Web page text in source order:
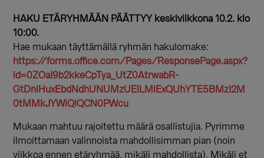
HAKU ETÄRYHMÄÄN PÄÄTTYY keskiviikkona 10.2. klo
10:00.
Hae mukaan täyttämällä ryhmän hakulomake:
https://forms.office.com/Pages/ResponsePage.aspx?
id=0ZOaI9b2kkeCpTya_UtZ0AtrwabR-
GtDniHuxEbdNdhUNUMzUElLMlExQUhYTE5BMzI2M
0tMMkJYWiQlQCN0PWcu
Mukaan mahtuu rajoitettu määrä osallistujia. Pyrimme
ilmoittamaan valinnoista mahdollisimman pian (noin
viikkoa ennen etäryhmää, mikäli mahdollista). Mikäli et